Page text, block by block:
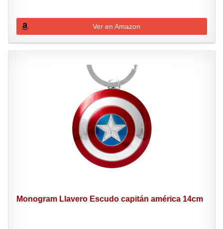
Ver en Amazon
Monogram Llavero Escudo capitán américa 14cm